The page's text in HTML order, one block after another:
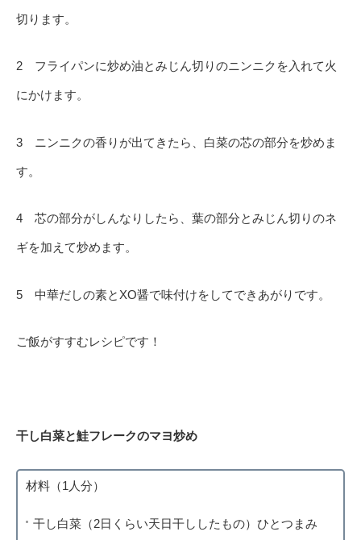
切ります。
2 フライパンに炒め油とみじん切りのニンニクを入れて火
にかけます。
3 ニンニクの香りが出てきたら、白菜の芯の部分を炒めま
す。
4 芯の部分がしんなりしたら、葉の部分とみじん切りのネ
ギを加えて炒めます。
5 中華だしの素とXO醤で味付けをしてできあがりです。
ご飯がすすむレシピです！
干し白菜と鮭フレークのマヨ炒め
材料（1人分）
干し白菜（2日くらい天日干ししたもの）ひとつまみ